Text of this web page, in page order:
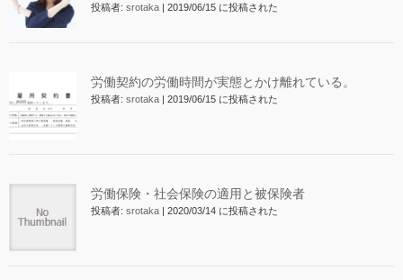
投稿者: srotaka | 2019/06/15 に投稿された
労働契約の労働時間が実態とかけ離れている。
投稿者: srotaka | 2019/06/15 に投稿された
労働保険・社会保険の適用と被保険者
投稿者: srotaka | 2020/03/14 に投稿された